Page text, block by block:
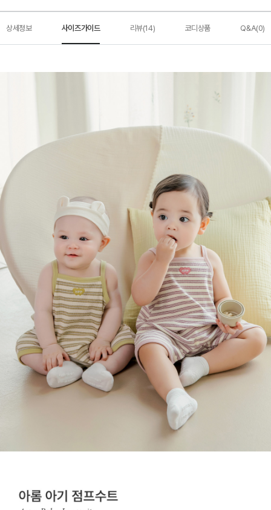
상세정보 사이즈가이드 리뷰(14) 코디상품 Q&A(0)